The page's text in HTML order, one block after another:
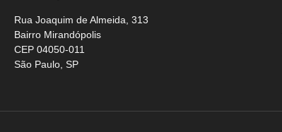
Rua Joaquim de Almeida, 313
Bairro Mirandópolis
CEP 04050-011
São Paulo, SP